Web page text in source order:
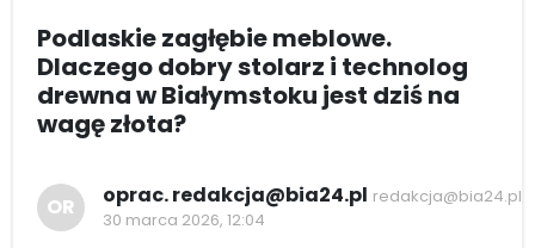
Podlaskie zagłębie meblowe.
Dlaczego dobry stolarz i technolog
drewna w Białymstoku jest dziś na
wagę złota?
OR oprac. redakcja@bia24.pl redakcja@bia24.pl
30 marca 2026, 12:04